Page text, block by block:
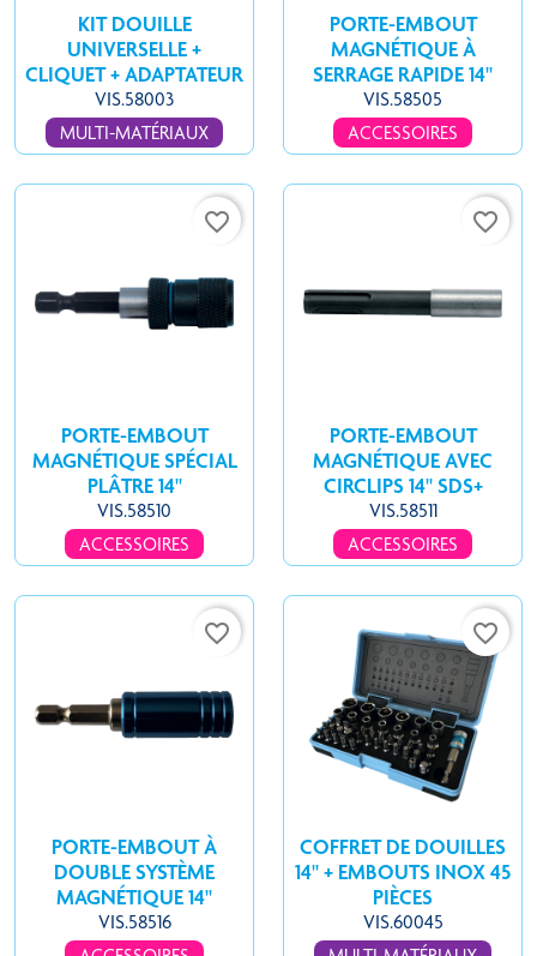
KIT DOUILLE
UNIVERSELLE +
CLIQUET + ADAPTATEUR
VIS.58003
MULTI-MATÉRIAUX
PORTE-EMBOUT
MAGNÉTIQUE À
SERRAGE RAPIDE 14''
VIS.58505
ACCESSOIRES
favorite_border
PORTE-EMBOUT
MAGNÉTIQUE SPÉCIAL
PLÂTRE 14''
VIS.58510
ACCESSOIRES
favorite_border
PORTE-EMBOUT
MAGNÉTIQUE AVEC
CIRCLIPS 14'' SDS+
VIS.58511
ACCESSOIRES
favorite_border
PORTE-EMBOUT À
DOUBLE SYSTÈME
MAGNÉTIQUE 14''
VIS.58516
favorite_border
COFFRET DE DOUILLES
14'' + EMBOUTS INOX 45
PIÈCES
VIS.60045